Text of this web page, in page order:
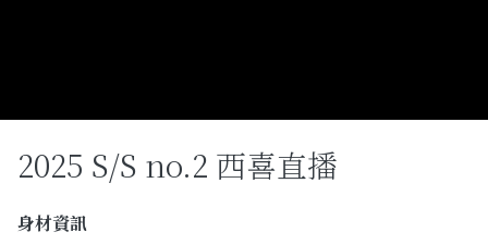
Past Collections
全部
2025 S/S no.2 西喜直播
身材資訊